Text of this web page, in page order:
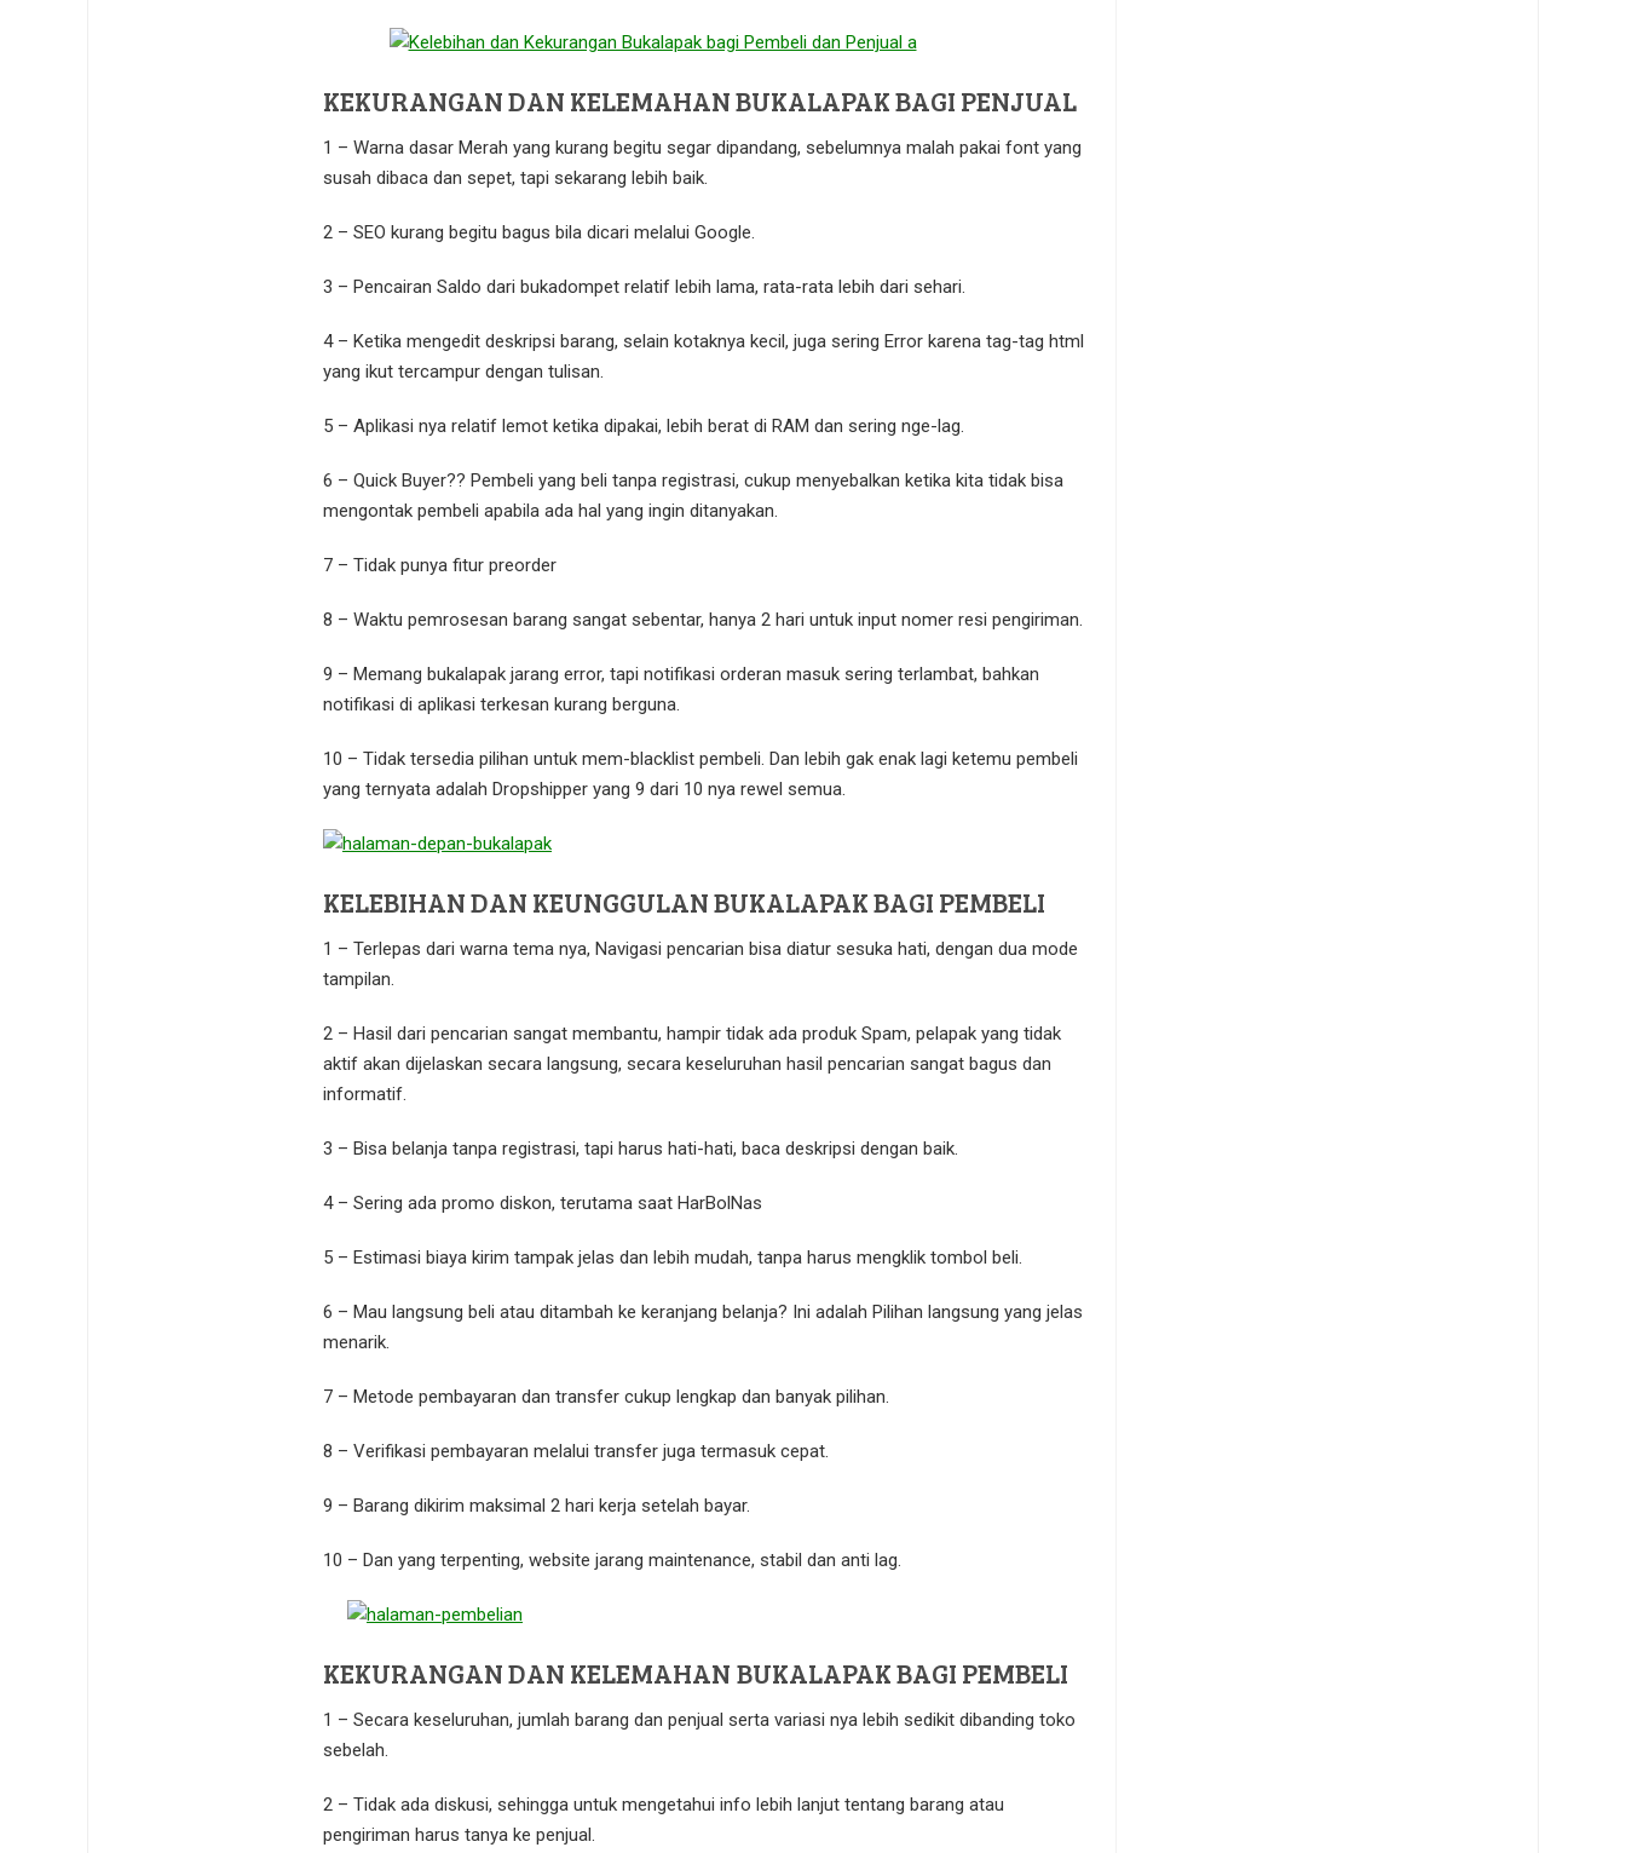
KEKURANGAN DAN KELEMAHAN BUKALAPAK BAGI PENJUAL
1 – Warna dasar Merah yang kurang begitu segar dipandang, sebelumnya malah pakai font yang
susah dibaca dan sepet, tapi sekarang lebih baik.
2 – SEO kurang begitu bagus bila dicari melalui Google.
3 – Pencairan Saldo dari bukadompet relatif lebih lama, rata-rata lebih dari sehari.
4 – Ketika mengedit deskripsi barang, selain kotaknya kecil, juga sering Error karena tag-tag html
yang ikut tercampur dengan tulisan.
5 – Aplikasi nya relatif lemot ketika dipakai, lebih berat di RAM dan sering nge-lag.
6 – Quick Buyer?? Pembeli yang beli tanpa registrasi, cukup menyebalkan ketika kita tidak bisa
mengontak pembeli apabila ada hal yang ingin ditanyakan.
7 – Tidak punya fitur preorder
8 – Waktu pemrosesan barang sangat sebentar, hanya 2 hari untuk input nomer resi pengiriman.
9 – Memang bukalapak jarang error, tapi notifikasi orderan masuk sering terlambat, bahkan
notifikasi di aplikasi terkesan kurang berguna.
10 – Tidak tersedia pilihan untuk mem-blacklist pembeli. Dan lebih gak enak lagi ketemu pembeli
yang ternyata adalah Dropshipper yang 9 dari 10 nya rewel semua.
KELEBIHAN DAN KEUNGGULAN BUKALAPAK BAGI PEMBELI
1 – Terlepas dari warna tema nya, Navigasi pencarian bisa diatur sesuka hati, dengan dua mode
tampilan.
2 – Hasil dari pencarian sangat membantu, hampir tidak ada produk Spam, pelapak yang tidak
aktif akan dijelaskan secara langsung, secara keseluruhan hasil pencarian sangat bagus dan
informatif.
3 – Bisa belanja tanpa registrasi, tapi harus hati-hati, baca deskripsi dengan baik.
4 – Sering ada promo diskon, terutama saat HarBolNas
5 – Estimasi biaya kirim tampak jelas dan lebih mudah, tanpa harus mengklik tombol beli.
6 – Mau langsung beli atau ditambah ke keranjang belanja? Ini adalah Pilihan langsung yang jelas
menarik.
7 – Metode pembayaran dan transfer cukup lengkap dan banyak pilihan.
8 – Verifikasi pembayaran melalui transfer juga termasuk cepat.
9 – Barang dikirim maksimal 2 hari kerja setelah bayar.
10 – Dan yang terpenting, website jarang maintenance, stabil dan anti lag.
KEKURANGAN DAN KELEMAHAN BUKALAPAK BAGI PEMBELI
1 – Secara keseluruhan, jumlah barang dan penjual serta variasi nya lebih sedikit dibanding toko
sebelah.
2 – Tidak ada diskusi, sehingga untuk mengetahui info lebih lanjut tentang barang atau
pengiriman harus tanya ke penjual.